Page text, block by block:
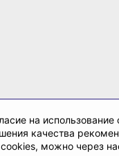
на использование
cookies, можно через